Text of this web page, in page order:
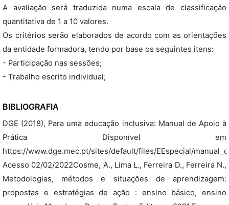
A avaliação será traduzida numa escala de classificação
quantitativa de 1 a 10 valores.
Os critérios serão elaborados de acordo com as orientações
da entidade formadora, tendo por base os seguintes itens:
- Participação nas sessões;
- Trabalho escrito individual;
BIBLIOGRAFIA
DGE (2018), Para uma educação inclusiva: Manual de Apoio à
Prática Disponível em
https://www.dge.mec.pt/sites/default/files/EEspecial/
Acesso 02/02/2022Cosme, A., Lima L., Ferreira D., Ferreira N.,
Metodologias, métodos e situações de aprendizagem:
propostas e estratégias de ação : ensino básico, ensino